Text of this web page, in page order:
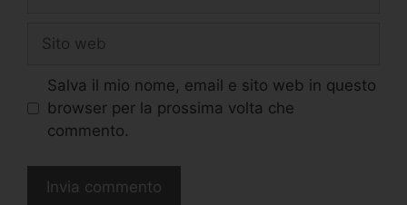
Salva il mio nome, email e sito web in questo
browser per la prossima volta che
commento.